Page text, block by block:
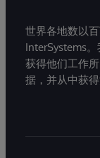
世界各地数以
InterSystems
获得他们工作
据，并从中获得